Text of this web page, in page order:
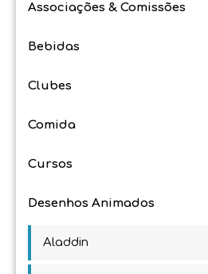
Associações & Comissões
Bebidas
Clubes
Comida
Cursos
Desenhos Animados
Aladdin